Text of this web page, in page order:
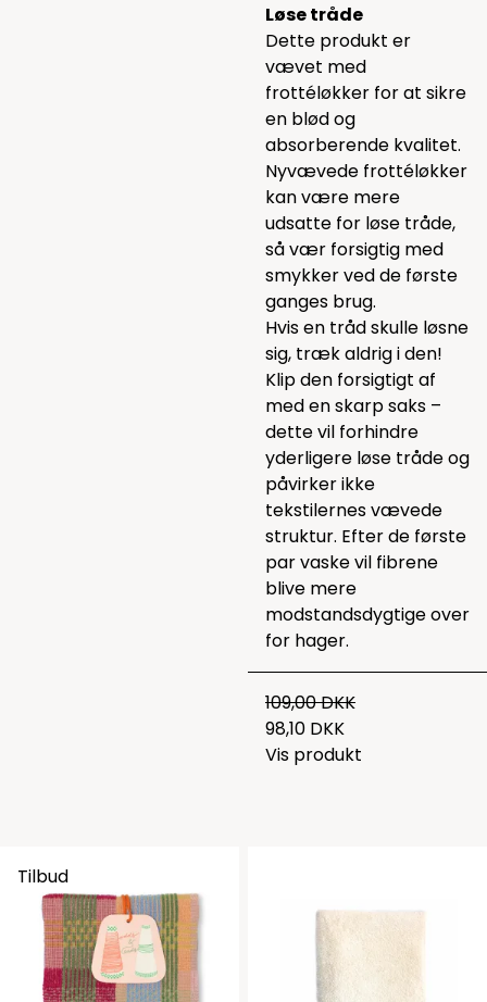
Løse tråde
Dette produkt er
vævet med
frottéløkker for at sikre
en blød og
absorberende kvalitet.
Nyvævede frottéløkker
kan være mere
udsatte for løse tråde,
så vær forsigtig med
smykker ved de første
ganges brug.
Hvis en tråd skulle løsne
sig, træk aldrig i den!
Klip den forsigtigt af
med en skarp saks –
dette vil forhindre
yderligere løse tråde og
påvirker ikke
tekstilernes vævede
struktur. Efter de første
par vaske vil fibrene
blive mere
modstandsdygtige over
for hager.
109,00 DKK
98,10 DKK
Vis produkt
Tilbud